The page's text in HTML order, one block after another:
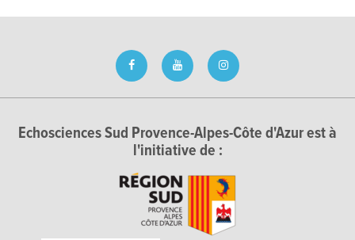
Echosciences Sud Provence-Alpes-Côte d'Azur est à
l'initiative de :